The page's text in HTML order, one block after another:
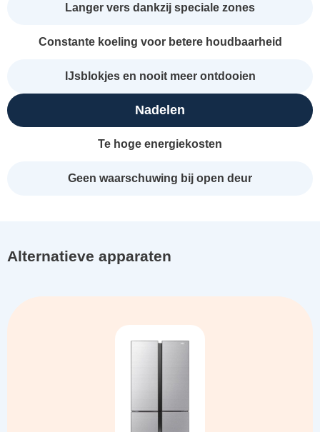
Langer vers dankzij speciale zones
Constante koeling voor betere houdbaarheid
IJsblokjes en nooit meer ontdooien
Nadelen
Te hoge energiekosten
Geen waarschuwing bij open deur
Alternatieve apparaten